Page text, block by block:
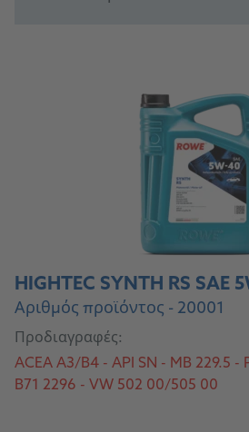
HIGHTEC SYNTH RS SAE
Αριθμός προϊόντος - 20001
Προδιαγραφές:
ACEA A3/B4 - API SN - MB 229.5 -
B71 2296 - VW 502 00/505 00